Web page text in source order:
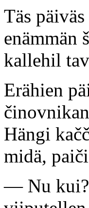
Täs
enämmän
kallehil
Erähien
Hängi
midä,
— Nu